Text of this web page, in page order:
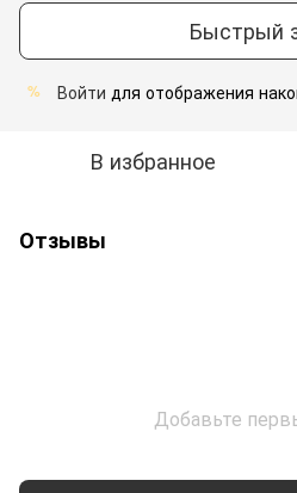
Быстрый
% Войти для отображения
В избранное
Отзывы
Добавьте